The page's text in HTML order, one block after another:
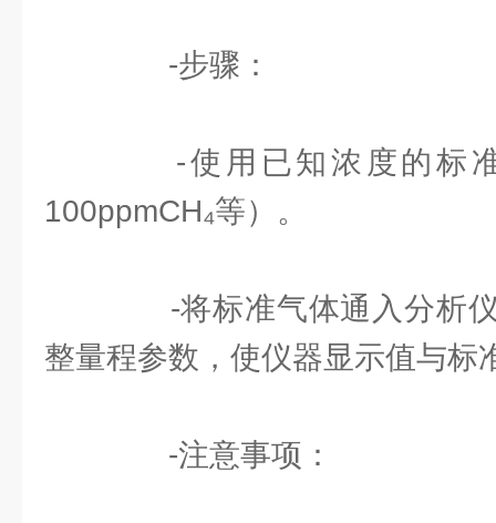
-步骤：
-使用已知浓度的标准
100ppmCH₄等）。
-将标准气体通入分析仪
整量程参数，使仪器显示值与标
-注意事项：